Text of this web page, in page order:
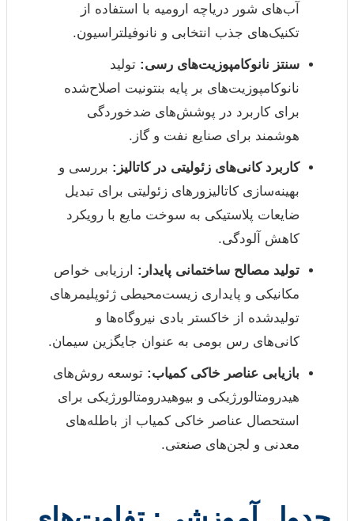
آب‌های شور دریاچه ارومیه با استفاده از
تکنیک‌های جذب انتخابی و نانوفیلتراسیون.
سنتز نانوکامپوزیت‌های رسی: تولید
نانوکامپوزیت‌های بر پایه بنتونیت اصلاح‌شده
برای کاربرد در پوشش‌های ضدخوردگی
هوشمند برای صنایع نفت و گاز.
کاربرد کانی‌های زئولیتی در کاتالیز: بررسی و
بهینه‌سازی کاتالیزورهای زئولیتی برای تبدیل
ضایعات پلاستیکی به سوخت مایع با رویکرد
کاهش آلودگی.
تولید مصالح ساختمانی پایدار: ارزیابی خواص
مکانیکی و پایداری زیست‌محیطی ژئوپلیمرهای
تولیدشده از خاکستر بادی نیروگاه‌ها و
کانی‌های رس بومی به عنوان جایگزین سیمان.
بازیابی عناصر خاکی کمیاب: توسعه روش‌های
هیدرومتالورژیکی و بیوهیدرومتالورژیکی برای
استحصال عناصر خاکی کمیاب از باطله‌های
معدنی و لجن‌های صنعتی.